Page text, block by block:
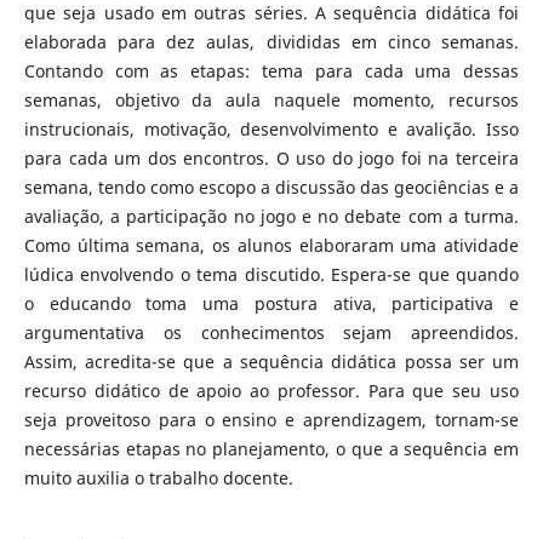
que seja usado em outras séries. A sequência didática foi
elaborada para dez aulas, divididas em cinco semanas.
Contando com as etapas: tema para cada uma dessas
semanas, objetivo da aula naquele momento, recursos
instrucionais, motivação, desenvolvimento e avalição. Isso
para cada um dos encontros. O uso do jogo foi na terceira
semana, tendo como escopo a discussão das geociências e a
avaliação, a participação no jogo e no debate com a turma.
Como última semana, os alunos elaboraram uma atividade
lúdica envolvendo o tema discutido. Espera-se que quando
o educando toma uma postura ativa, participativa e
argumentativa os conhecimentos sejam apreendidos.
Assim, acredita-se que a sequência didática possa ser um
recurso didático de apoio ao professor. Para que seu uso
seja proveitoso para o ensino e aprendizagem, tornam-se
necessárias etapas no planejamento, o que a sequência em
muito auxilia o trabalho docente.